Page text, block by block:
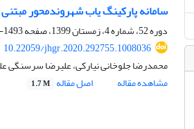
سامانه پارکینگ‏ یاب شهروندمحور
دوره 52، شماره 4، زمستان 1399، صفحه
1493-1509
10.22059/jhgr.2020.292755.1008036
محمدرضا جلوخانی نیارکی، علیرضا سرسنگی
مشاهده مقاله
اصل مقاله 1.7 M